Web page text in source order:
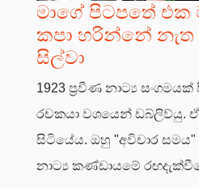
මාගේ පිටපතේ එක
කපා හරින්නේ නැත
සිල්වා
1923 ප්‍රවීණ නාට්‍ය
රචකයා වශයෙන් ඩබ්ලිව්යු.
සිටියේය. ඔහු "අවිචාර
නාට්‍ය කණ්ඩායමේ